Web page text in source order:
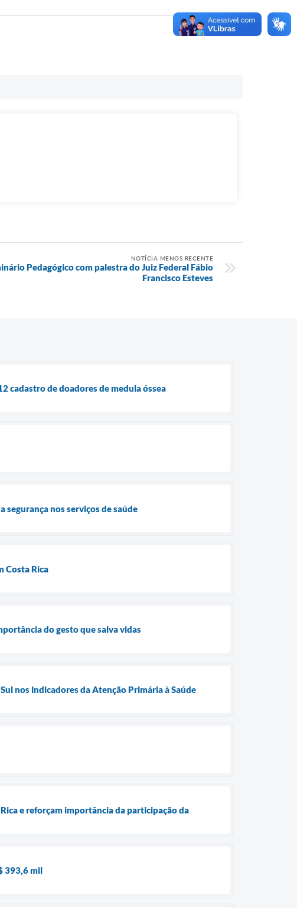
NOTÍCIA MENOS RECENTE
Pedagógico com palestra do Juiz Federal Fábio
Francisco Esteves
cadastro de doadores de medula óssea
segurança nos serviços de saúde
Costa Rica
do gesto que salva vidas
nos indicadores da Atenção Primária à Saúde
e reforçam importância da participação da
393,6 mil